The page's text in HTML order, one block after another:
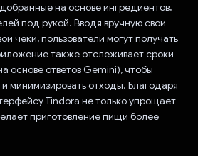
на основе ингредиентов,
под рукой. Вводя вручную свои
чеки, пользователи могут получать
также отслеживает сроки
основе ответов Gemini), чтобы
минимизировать отходы. Благодаря
Tindora не только упрощает
приготовление пищи более